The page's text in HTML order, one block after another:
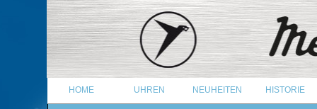
HOME UHREN NEUHEITEN HISTORIE